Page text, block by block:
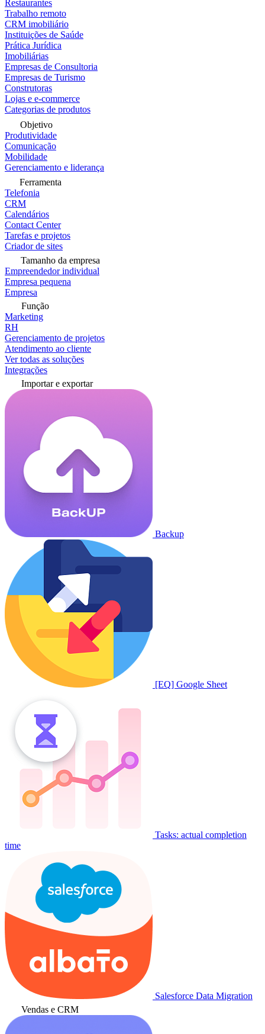
Restaurantes
Trabalho remoto
CRM imobiliário
Instituições de Saúde
Prática Jurídica
Imobiliárias
Empresas de Consultoria
Empresas de Turismo
Construtoras
Lojas e e-commerce
Categorias de produtos
Objetivo
Produtividade
Comunicação
Mobilidade
Gerenciamento e liderança
Ferramenta
Telefonia
CRM
Calendários
Contact Center
Tarefas e projetos
Criador de sites
Tamanho da empresa
Empreendedor individual
Empresa pequena
Empresa
Função
Marketing
RH
Gerenciamento de projetos
Atendimento ao cliente
Ver todas as soluções
Integrações
Importar e exportar
Backup
[EQ] Google Sheet
Tasks: actual completion
time
Salesforce Data Migration
Vendas e CRM